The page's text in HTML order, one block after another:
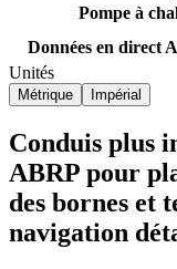
Pompe à
Données en direct
Unités
Métrique Impérial
Conduis plus
ABRP pour
des bornes et
navigation